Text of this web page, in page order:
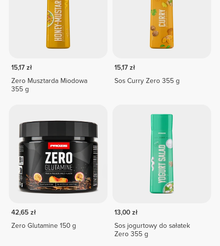
15,17 zł
Zero Musztarda Miodowa
355 g
15,17 zł
Sos Curry Zero 355 g
42,65 zł
Zero Glutamine 150 g
13,00 zł
Sos jogurtowy do sałatek
Zero 355 g